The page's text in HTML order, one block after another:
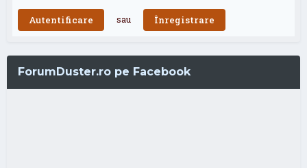
Autentificare sau Înregistrare
ForumDuster.ro pe Facebook